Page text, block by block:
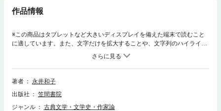
作品情報
※この商品はタブレットなど大きいディスプレイを備えた端末で読むこと
に適しています。また、文字だけを拡大することや、文字列のハイライ
ト、検索、辞書の参照、引用などの機能が使用できません。「第一章 寝
覚物語」「第二章 寝覚物語と中村本夜寝覚物語」「第三章 中村本夜寝
覚物語」の三章より構成。附表として、I校本・岩波本の頁行数対照表 II
寝覚物語和歌所載頁対照表 III寝覚物語地名索引 IV中村本夜寝覚物語地
著者
永井和子
出版社
笠間書院
ジャンル
古典文学・文学史・作家論